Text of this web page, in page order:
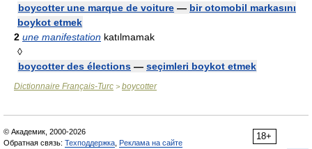
boycotter une marque de voiture — bir otomobil markasını
boykot etmek
2 une manifestation katılmamak
◊
boycotter des élections — seçimleri boykot etmek
Dictionnaire Français-Turc > boycotter
18+
© Академик, 2000-2026
Обратная связь: Техподдержка Реклама на сайте